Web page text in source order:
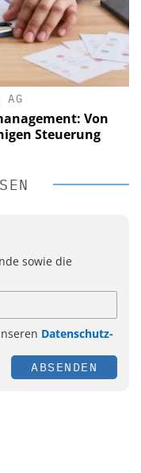
AG
Von
Steuerung
sowie die
Datenschutz-
ABSENDEN